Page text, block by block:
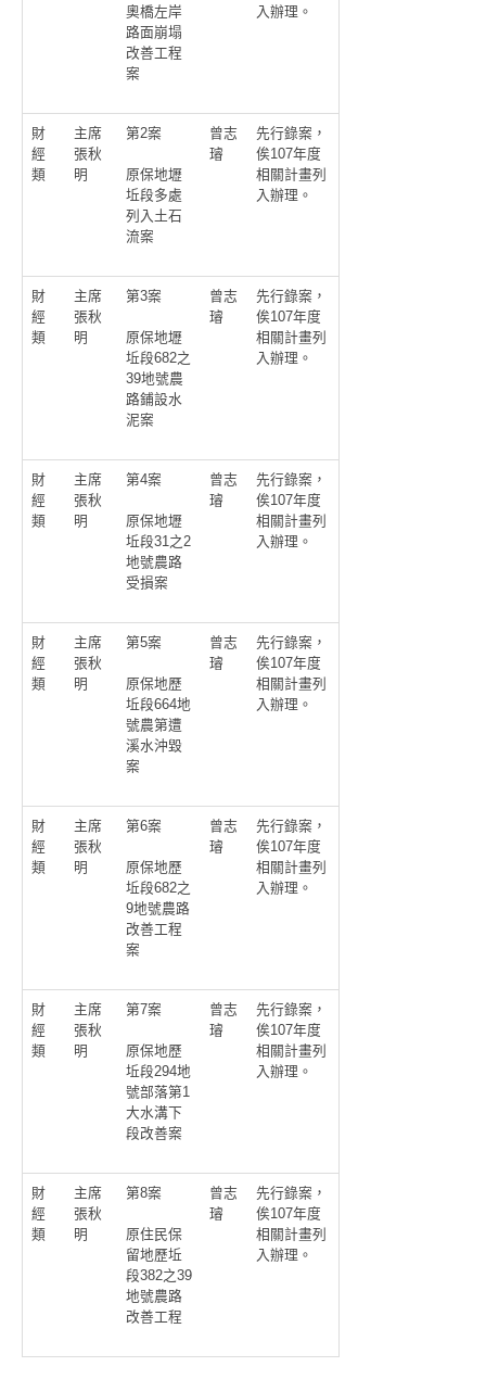
奧橋左岸
路面崩塌
改善工程
案
入辦理。
財
經
類
主席
張秋
明
第2案
原保地壢
坵段多處
列入土石
流案
曾志
璿
先行錄案，
俟107年度
相關計畫列
入辦理。
財
經
類
主席
張秋
明
第3案
原保地壢
坵段682之
39地號農
路鋪設水
泥案
曾志
璿
先行錄案，
俟107年度
相關計畫列
入辦理。
財
經
類
主席
張秋
明
第4案
原保地壢
坵段31之2
地號農路
受損案
曾志
璿
先行錄案，
俟107年度
相關計畫列
入辦理。
財
經
類
主席
張秋
明
第5案
原保地歷
坵段664地
號農第遭
溪水沖毀
案
曾志
璿
先行錄案，
俟107年度
相關計畫列
入辦理。
財
經
類
主席
張秋
明
第6案
原保地歷
坵段682之
9地號農路
改善工程
案
曾志
璿
先行錄案，
俟107年度
相關計畫列
入辦理。
財
經
類
主席
張秋
明
第7案
原保地歷
坵段294地
號部落第1
大水溝下
段改善案
曾志
璿
先行錄案，
俟107年度
相關計畫列
入辦理。
財
經
類
主席
張秋
明
第8案
原住民保
留地歷坵
段382之39
地號農路
改善工程
曾志
璿
先行錄案，
俟107年度
相關計畫列
入辦理。